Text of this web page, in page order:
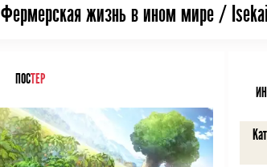
Фермерская жизнь в ином мире /
ПОСТЕР